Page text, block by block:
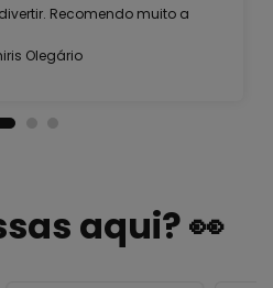
Recomendo muito a
Olegário
aqui? 👀